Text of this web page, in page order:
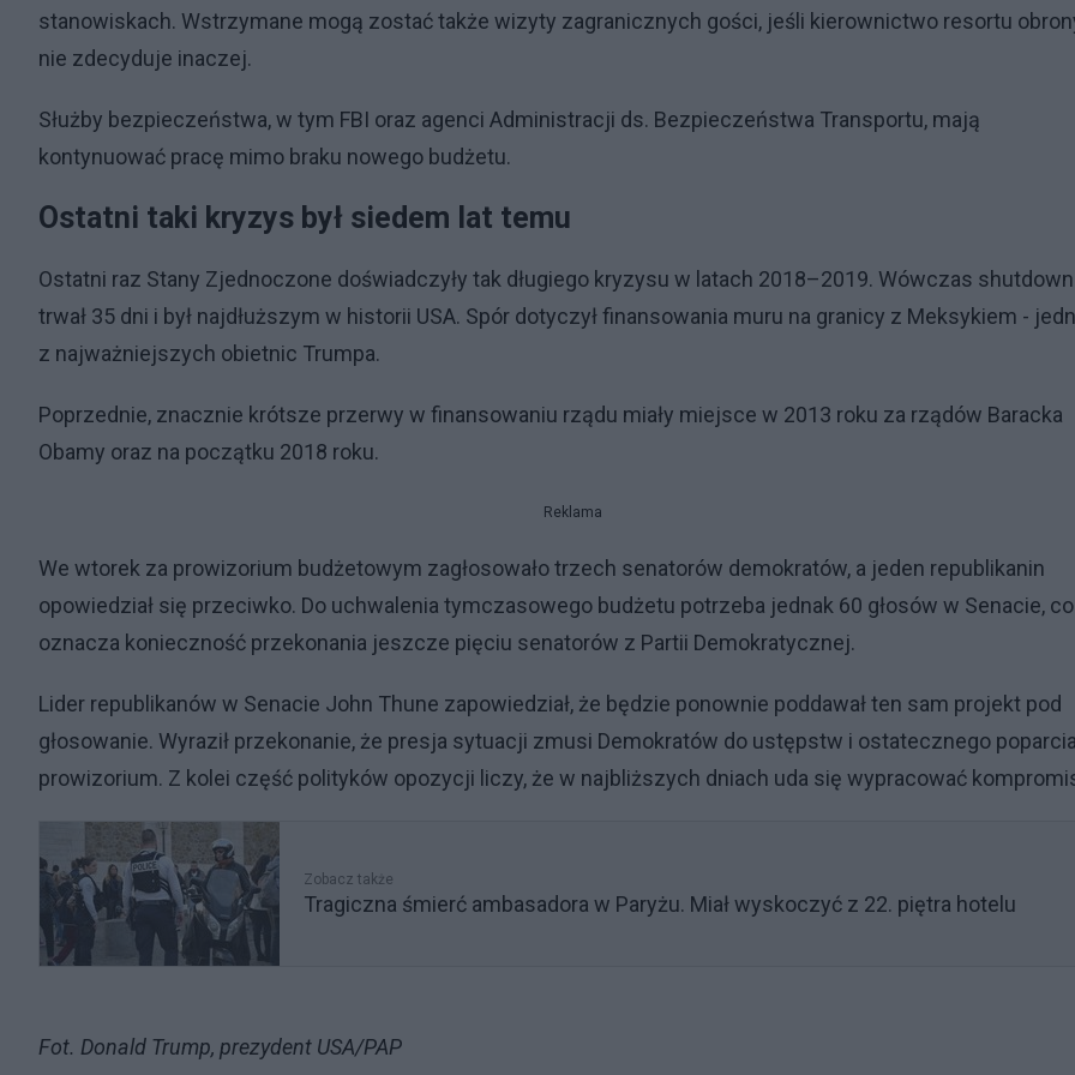
stanowiskach. Wstrzymane mogą zostać także wizyty zagranicznych gości, jeśli kierownictwo resortu
nie zdecyduje inaczej.
Służby bezpieczeństwa, w tym FBI oraz agenci Administracji ds. Bezpieczeństwa Transportu, mają
kontynuować pracę mimo braku nowego budżetu.
Ostatni taki kryzys był siedem lat temu
Ostatni raz Stany Zjednoczone doświadczyły tak długiego kryzysu w latach 2018–2019. Wówczas shutdown
trwał 35 dni i był najdłuższym w historii USA. Spór dotyczył finansowania muru na granicy z Meksykiem -
z najważniejszych obietnic Trumpa.
Poprzednie, znacznie krótsze przerwy w finansowaniu rządu miały miejsce w 2013 roku za rządów Baracka
Obamy oraz na początku 2018 roku.
Reklama
We wtorek za prowizorium budżetowym zagłosowało trzech senatorów demokratów, a jeden republikanin
opowiedział się przeciwko. Do uchwalenia tymczasowego budżetu potrzeba jednak 60 głosów w Senacie, co
oznacza konieczność przekonania jeszcze pięciu senatorów z Partii Demokratycznej.
Lider republikanów w Senacie John Thune zapowiedział, że będzie ponownie poddawał ten sam projekt pod
głosowanie. Wyraził przekonanie, że presja sytuacji zmusi Demokratów do ustępstw i ostatecznego
prowizorium. Z kolei część polityków opozycji liczy, że w najbliższych dniach uda się wypracować
Zobacz także
Tragiczna śmierć ambasadora w Paryżu. Miał wyskoczyć z 22. piętra hotelu
Fot. Donald Trump, prezydent USA/PAP